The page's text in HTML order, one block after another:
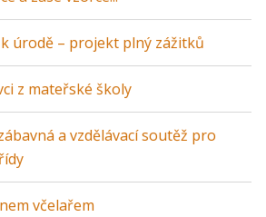
úrodě – projekt plný zážitků
z mateřské školy
a vzdělávací soutěž pro
včelařem